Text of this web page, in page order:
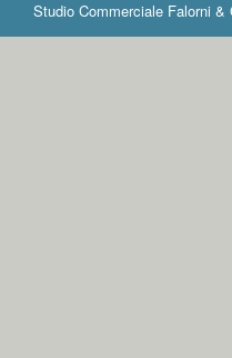
Studio Commerciale Falorni